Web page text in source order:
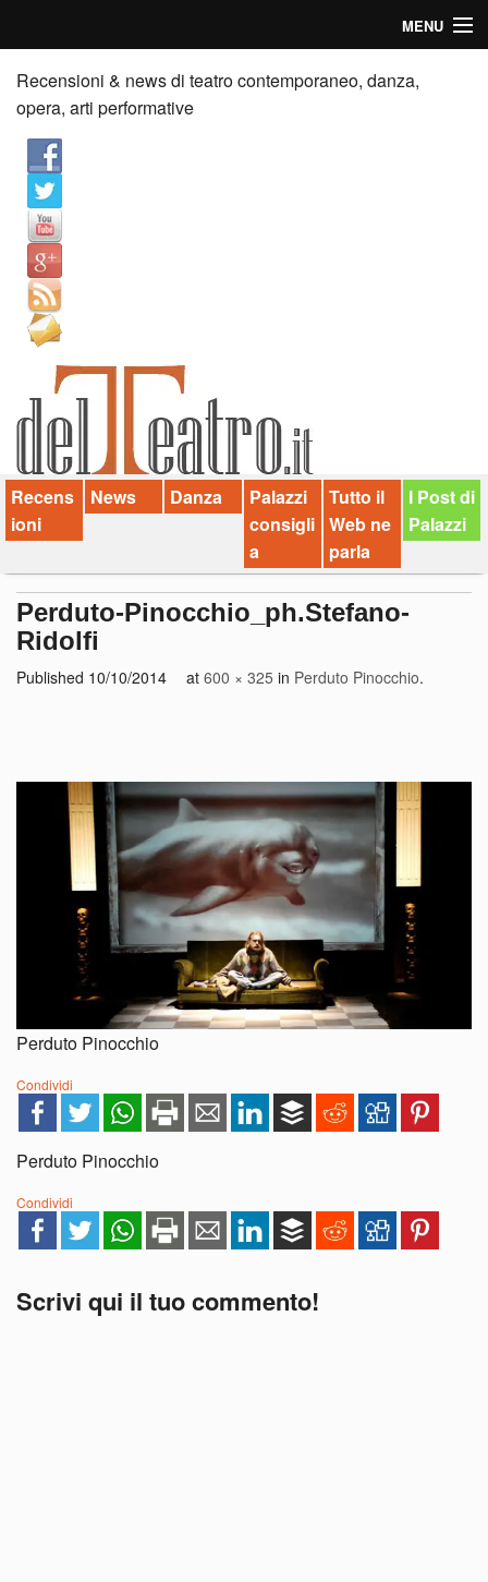
MENU
Home
Recensioni
Anticipazioni
News
Palazzi consiglia
Video
Chi siamo
Contatti
dT in English
Recensioni & news di teatro contemporaneo, danza,
opera, arti performative
Recens
ioni
News Danza
Palazzi
consigli
a
Tutto il
Web ne
parla
I Post di
Palazzi
Perduto-Pinocchio_ph.Stefano-
Ridolfi
Published 10/10/2014 at 600 × 325 in Perduto Pinocchio.
Perduto Pinocchio
Condividi
Perduto Pinocchio
Condividi
Scrivi qui il tuo commento!